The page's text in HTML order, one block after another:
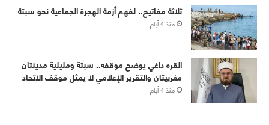
ثلاثة مفاتيح.. لفهم أزمة الهجرة الجماعية نحو سبتة
منذ 4 أيام
القره داغي يوضح موقفه.. سبتة ومليلية مدينتان
مغربيتان والتقرير الإعلامي لا يمثل موقف الاتحاد
منذ 4 أيام